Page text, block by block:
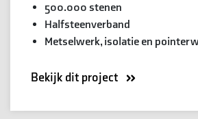
500.000 stenen
Halfsteenverband
Metselwerk, isolatie en
Bekijk dit project